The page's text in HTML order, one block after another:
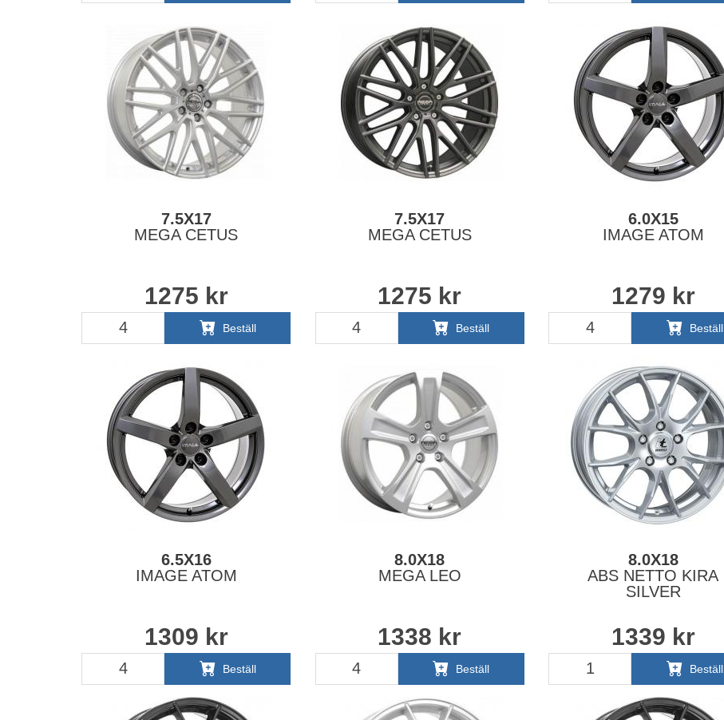
7.5X17
MEGA CETUS
1275 kr
Beställ
7.5X17
MEGA CETUS
1275 kr
Beställ
6.0X15
IMAGE ATOM
1279 kr
Beställ
6.5X16
IMAGE ATOM
1309 kr
Beställ
8.0X18
MEGA LEO
1338 kr
Beställ
8.0X18
ABS NETTO KIRA
SILVER
1339 kr
Beställ